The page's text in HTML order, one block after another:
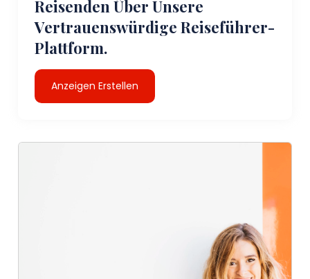
Reisenden Über Unsere
Vertrauenswürdige Reiseführer-
Plattform.
Anzeigen Erstellen